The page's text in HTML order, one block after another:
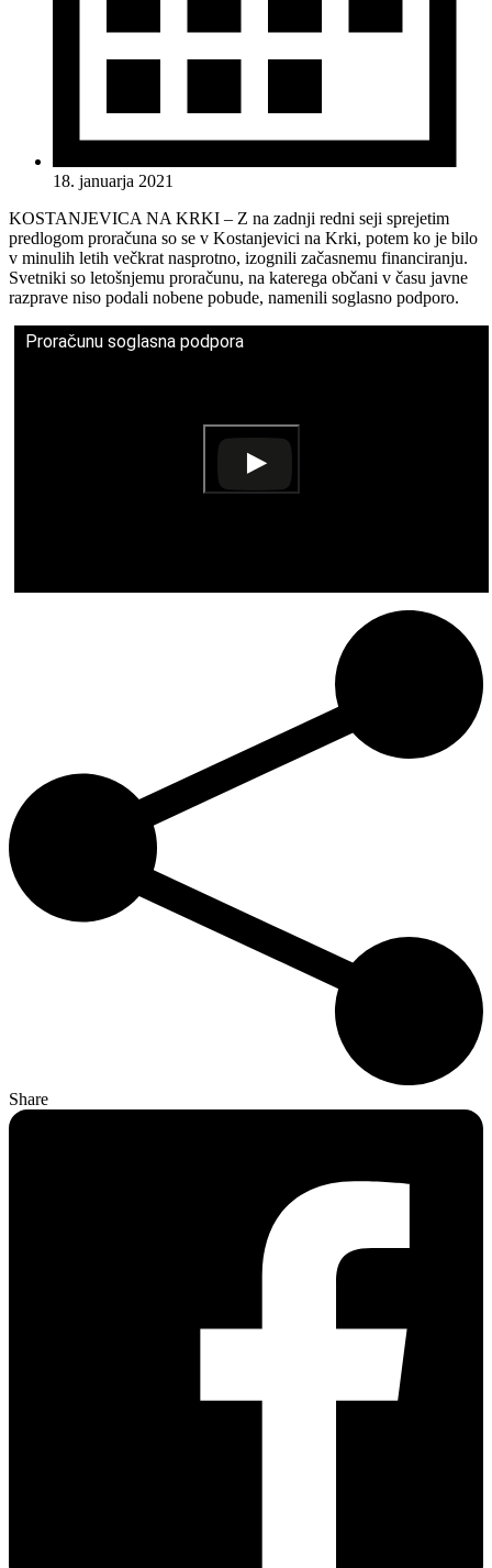
18. januarja 2021
KOSTANJEVICA NA KRKI – Z na zadnji redni seji sprejetim
predlogom proračuna so se v Kostanjevici na Krki, potem ko je bilo
v minulih letih večkrat nasprotno, izognili začasnemu financiranju.
Svetniki so letošnjemu proračunu, na katerega občani v času javne
razprave niso podali nobene pobude, namenili soglasno podporo.
Proračunu soglasna podpora
Share